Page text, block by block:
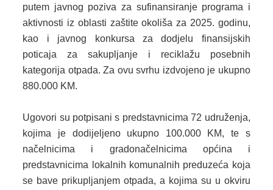
putem javnog poziva za sufinansiranje programa i
aktivnosti iz oblasti zaštite okoliša za 2025. godinu,
kao i javnog konkursa za dodjelu finansijskih
poticaja za sakupljanje i reciklažu posebnih
kategorija otpada. Za ovu svrhu izdvojeno je ukupno
880.000 KM.
Ugovori su potpisani s predstavnicima 72 udruženja,
kojima je dodijeljeno ukupno 100.000 KM, te s
načelnicima i gradonačelnicima općina i
predstavnicima lokalnih komunalnih preduzeća koja
se bave prikupljanjem otpada, a kojima su u okviru
2019. GODINA
2018. GODINA
2016. GODINA
2015. GODINA
2014. GODINA
2013. GODINA